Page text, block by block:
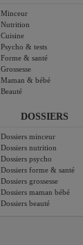
Minceur
Nutrition
Cuisine
Psycho & tests
Forme & santé
Grossesse
Maman & bébé
Beauté
DOSSIERS
Dossiers minceur
Dossiers nutrition
Dossiers psycho
Dossiers forme & santé
Dossiers grossesse
Dossiers maman bébé
Dossiers beauté